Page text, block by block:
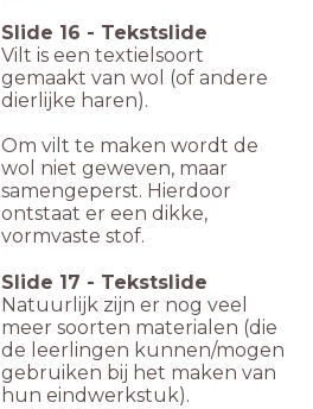
Slide 16 - Tekstslide
Vilt is een textielsoort
gemaakt van wol (of andere
dierlijke haren).
Om vilt te maken wordt de
wol niet geweven, maar
samengeperst. Hierdoor
ontstaat er een dikke,
vormvaste stof.
Slide 17 - Tekstslide
Natuurlijk zijn er nog veel
meer soorten materialen (die
de leerlingen kunnen/mogen
gebruiken bij het maken van
hun eindwerkstuk).